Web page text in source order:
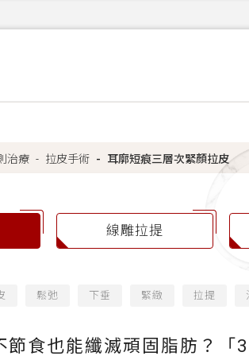
治療 拉皮手術 耳廓短痕三層次緊顏拉皮
線雕拉提
鬆弛 下垂 緊緻 拉提
節食也能纖滅頑固脂肪？